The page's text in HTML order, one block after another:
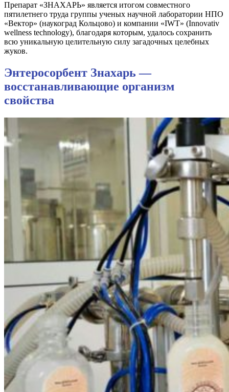
Препарат «ЗНАХАРЬ» является итогом совместного
пятилетнего труда группы ученых научной лаборатории НПО
«Вектор» (наукоград Кольцово) и компании «IWT» (Innovativ
wellness technology), благодаря которым, удалось сохранить
всю уникальную целительную силу загадочных целебных
жуков.
Энтеросорбент Знахарь —
восстанавливающие организм
свойства